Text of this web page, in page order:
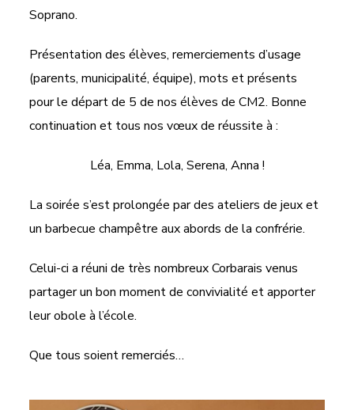
Soprano.
Présentation des élèves, remerciements d’usage
(parents, municipalité, équipe), mots et présents
pour le départ de 5 de nos élèves de CM2. Bonne
continuation et tous nos vœux de réussite à :
Léa, Emma, Lola, Serena, Anna !
La soirée s’est prolongée par des ateliers de jeux et
un barbecue champêtre aux abords de la confrérie.
Celui-ci a réuni de très nombreux Corbarais venus
partager un bon moment de convivialité et apporter
leur obole à l’école.
Que tous soient remerciés…